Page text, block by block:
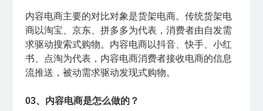
内容电商主要的对比对象是货架电商。传统货架电
商以淘宝、京东、拼多多为代表，消费者由自发需
求驱动搜索式购物。内容电商以抖音、快手、小红
书、点淘为代表，内容电商消费者接收电商的信息
流推送，被动需求驱动发现式购物。
03、内容电商是怎么做的？